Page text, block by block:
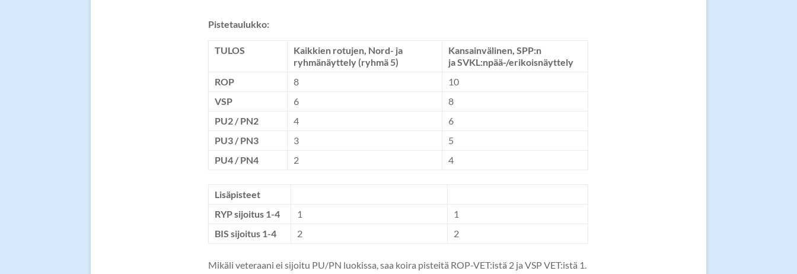
Pistetaulukko:
TULOS Kaikkien rotujen, Nord- ja
ryhmänäyttely (ryhmä 5)
Kansainvälinen, SPP:n
jaSVKL:npää-/erikoisnäyttely
ROP
8
10
VSP
6
8
PU2 / PN2
4
6
PU3 / PN3
3
5
PU4 / PN4
2 4
Lisäpisteet
RYP sijoitus 1-4
1
1
BIS sijoitus 1-4
2 2
Mikäli veteraani ei sijoitu PU/PN luokissa, saa koira pisteitä ROP-VET:istä 2 ja VSP VET:istä 1.